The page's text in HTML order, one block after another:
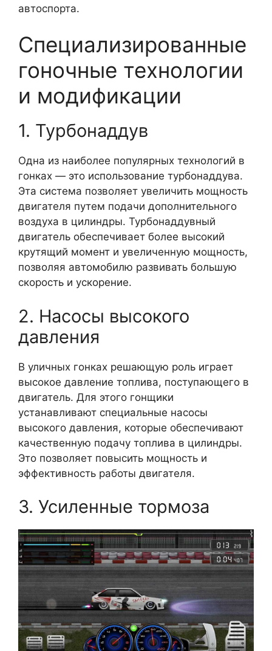
автоспорта.
Специализированные
гоночные технологии
и модификации
1. Турбонаддув
Одна из наиболее популярных технологий в
гонках — это использование турбонаддува.
Эта система позволяет увеличить мощность
двигателя путем подачи дополнительного
воздуха в цилиндры. Турбонаддувный
двигатель обеспечивает более высокий
крутящий момент и увеличенную мощность,
позволяя автомобилю развивать большую
скорость и ускорение.
2. Насосы высокого
давления
В уличных гонках решающую роль играет
высокое давление топлива, поступающего в
двигатель. Для этого гонщики
устанавливают специальные насосы
высокого давления, которые обеспечивают
качественную подачу топлива в цилиндры.
Это позволяет повысить мощность и
эффективность работы двигателя.
3. Усиленные тормоза